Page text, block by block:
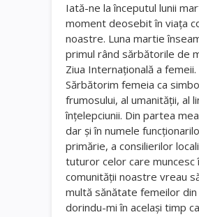
Iată-ne la începutul lunii
moment deosebit în viaţa
noastre. Luna martie
primul rând sărbătorile de
Ziua Internaţională a femeii.
Sărbătorim femeia ca
frumosului, al umanităţii, al
înţelepciunii. Din partea
dar şi în numele
primărie, a consilierilor
tuturor celor care muncesc
comunităţii noastre vreau
multă sănătate femeilor
dorindu-mi în acelaşi timp